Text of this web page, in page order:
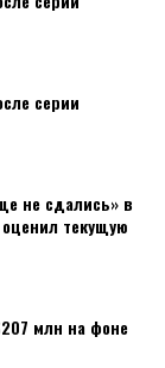
серии
не сдались» в
текущую
млн на фоне